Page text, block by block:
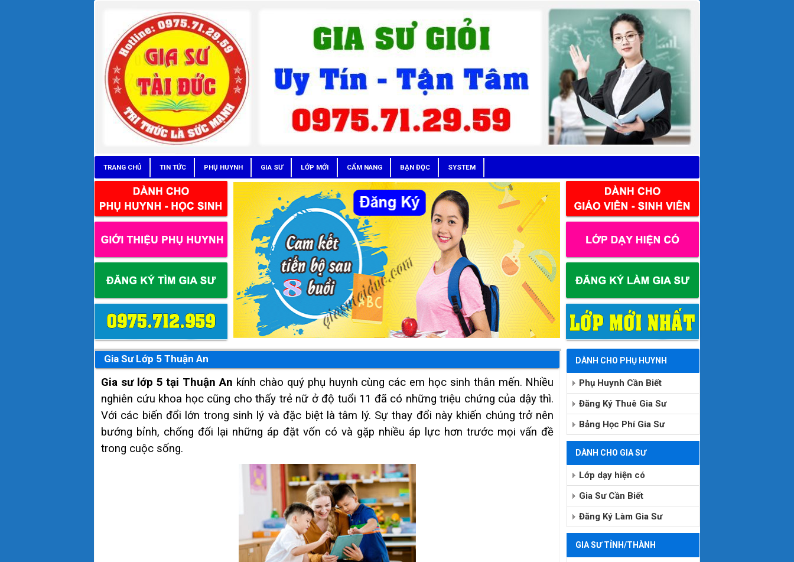
TRANG CHỦ TIN TỨC PHỤ HUYNH GIA SƯ LỚP MỚI CẨM NANG BẠN ĐỌC SYSTEM
Gia Sư Lớp 5 Thuận An
Gia sư lớp 5 tại Thuận An kính chào quý phụ huynh cùng các em học sinh thân mến. Nhiều
nghiên cứu khoa học cũng cho thấy trẻ nữ ở độ tuổi 11 đã có những triệu chứng của dậy thì.
Với các biến đổi lớn trong sinh lý và đặc biệt là tâm lý. Sự thay đổi này khiến chúng trở nên
bướng bỉnh, chống đối lại những áp đặt vốn có và gặp nhiều áp lực hơn trước mọi vấn đề
trong cuộc sống.
DÀNH CHO PHỤ HUYNH
Phụ Huynh Cần Biết
Đăng Ký Thuê Gia Sư
Bảng Học Phí Gia Sư
DÀNH CHO GIA SƯ
Lớp dạy hiện có
Gia Sư Cần Biết
Đăng Ký Làm Gia Sư
GIA SƯ TỈNH/THÀNH